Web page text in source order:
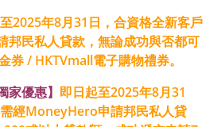
2025年8月31日 ，合資格全新客戶
民私人貸款，無論成功與否都可
券 / HKTVmall電子購物禮券。
優惠】 即日起至2025年8月31
需經MoneyHero申請邦民私人貸